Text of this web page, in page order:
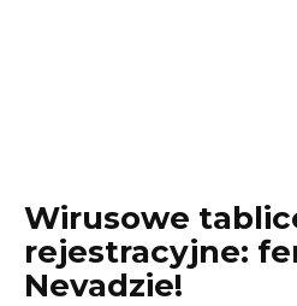
Wirusowe
rejestracyjne:
Nevadzie!